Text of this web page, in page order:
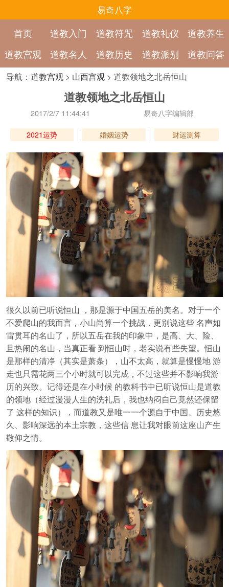
易奇八字
首页 道教入门 道教符咒 道教礼仪
道教养生
道教宫观
道教名人 道教历史 道教派别 道教问答
导航： 道教宫观> 山西宫观> 道教领地之北岳恒山
道教领地之北岳恒山
2017/2/7 11:44:41 易奇八字编辑部
2021运势 婚姻运势 财运测算
很久以前已听说恒山 ，那是源于中国五岳的美名。对于一个
不爱爬山的我而言，小山尚算一个挑战，更别说这些 名声如
雷贯耳的名山了，所以五岳在我的印象中，是高、大、险、
且热闹的名山，当真正看 到恒山时，老实说有些失望。恒山
是那样的清净（其实是萧条），山不太高，就算是慢慢地 游
走也只需花两三个小时就可以完成，不过这些并不影响我游
历的兴致。记得还是在小时候 的教科书中已听说恒山是道教
的领地（经过漫漫人生的洗礼后，我也纳闷自己竟然还保留
了 这样的知识），而道教又是唯一一个源自于中国、历史悠
久、影响深远的本土宗教，这些信 息让我对眼前这座山产生
敬仰之情。